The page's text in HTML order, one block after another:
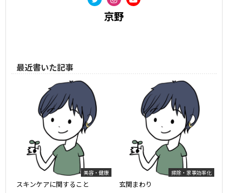
京野
最近書いた記事
美容・健康
スキンケアに関すること
掃除・家事効率化
玄関まわり